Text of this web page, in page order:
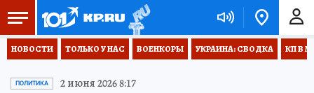
НОВОСТИ ТОЛЬКО У НАС ВОЕНКОРЫ УКРАИНА: СВОДКА КП В
ПОЛИТИКА 2 июня 2026 8:17